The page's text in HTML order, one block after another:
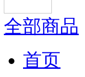
全部商品
首页